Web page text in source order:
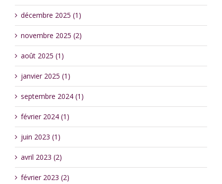
décembre 2025 (1)
novembre 2025 (2)
août 2025 (1)
janvier 2025 (1)
septembre 2024 (1)
février 2024 (1)
juin 2023 (1)
avril 2023 (2)
février 2023 (2)